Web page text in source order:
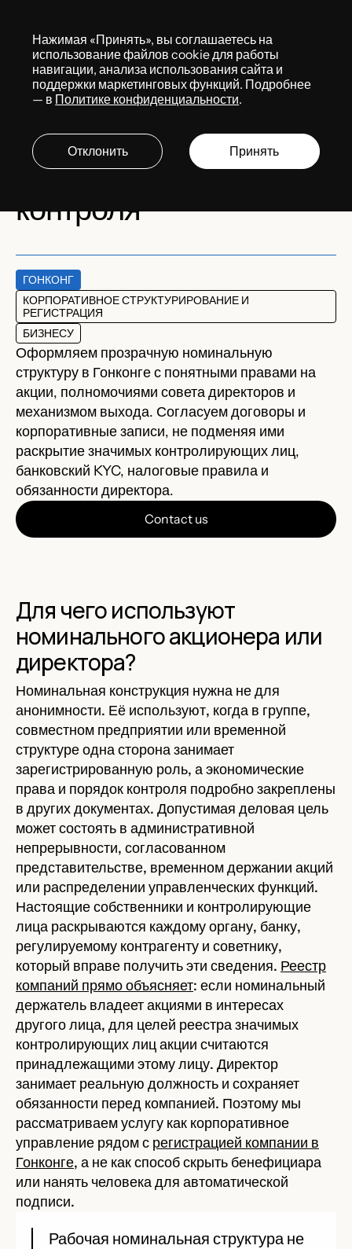
Services
Номинальный
акционер и директор в
Гонконге: инструменты
контроля
ГОНКОНГ
КОРПОРАТИВНОЕ СТРУКТУРИРОВАНИЕ И
РЕГИСТРАЦИЯ
БИЗНЕСУ
Оформляем прозрачную номинальную
структуру в Гонконге с понятными правами на
акции, полномочиями совета директоров и
механизмом выхода. Согласуем договоры и
корпоративные записи, не подменяя ими
раскрытие значимых контролирующих лиц,
банковский KYC, налоговые правила и
обязанности директора.
Contact us
Для чего используют
номинального акционера или
директора?
Номинальная конструкция нужна не для
анонимности. Её используют, когда в группе,
совместном предприятии или временной
структуре одна сторона занимает
зарегистрированную роль, а экономические
права и порядок контроля подробно закреплены
в других документах. Допустимая деловая цель
может состоять в административной
непрерывности, согласованном
представительстве, временном держании акций
или распределении управленческих функций.
Настоящие собственники и контролирующие
лица раскрываются каждому органу, банку,
регулируемому контрагенту и советнику,
который вправе получить эти сведения. Реестр
компаний прямо объясняет: если номинальный
держатель владеет акциями в интересах
другого лица, для целей реестра значимых
контролирующих лиц акции считаются
принадлежащими этому лицу. Директор
занимает реальную должность и сохраняет
обязанности перед компанией. Поэтому мы
рассматриваем услугу как корпоративное
управление рядом с регистрацией компании в
Гонконге, а не как способ скрыть бенефициара
или нанять человека для автоматической
подписи.
Рабочая номинальная структура не
Нажимая «Принять», вы соглашаетесь на
использование файлов cookie для работы
навигации, анализа использования сайта и
поддержки маркетинговых функций. Подробнее
— в Политике конфиденциальности.
Отклонить Принять